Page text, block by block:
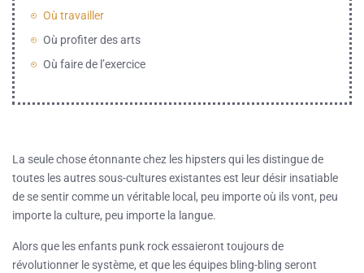
Où travailler
Où profiter des arts
Où faire de l’exercice
La seule chose étonnante chez les hipsters qui les distingue de
toutes les autres sous-cultures existantes est leur désir insatiable
de se sentir comme un véritable local, peu importe où ils vont, peu
importe la culture, peu importe la langue.
Alors que les enfants punk rock essaieront toujours de
révolutionner le système, et que les équipes bling-bling seront